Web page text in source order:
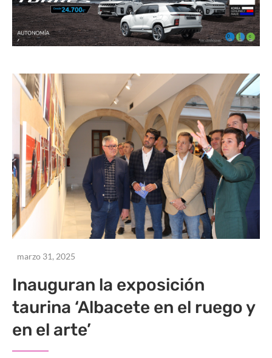
marzo 31, 2025
Inauguran la exposición
taurina ‘Albacete en el ruego y
en el arte’